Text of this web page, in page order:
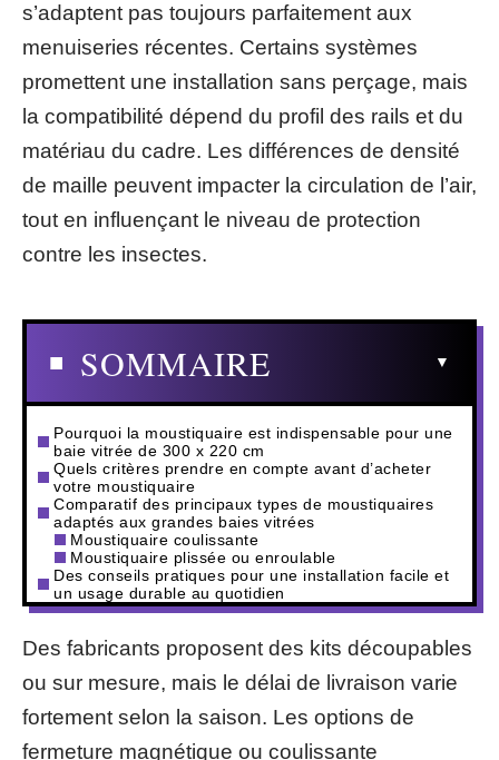
s’adaptent pas toujours parfaitement aux
menuiseries récentes. Certains systèmes
promettent une installation sans perçage, mais
la compatibilité dépend du profil des rails et du
matériau du cadre. Les différences de densité
de maille peuvent impacter la circulation de l’air,
tout en influençant le niveau de protection
contre les insectes.
SOMMAIRE
Pourquoi la moustiquaire est indispensable pour une
baie vitrée de 300 x 220 cm
Quels critères prendre en compte avant d’acheter
votre moustiquaire
Comparatif des principaux types de moustiquaires
adaptés aux grandes baies vitrées
Moustiquaire coulissante
Moustiquaire plissée ou enroulable
Des conseils pratiques pour une installation facile et
un usage durable au quotidien
Des fabricants proposent des kits découpables
ou sur mesure, mais le délai de livraison varie
fortement selon la saison. Les options de
fermeture magnétique ou coulissante